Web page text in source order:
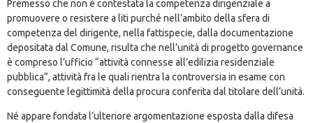
Premesso che non è contestata la competenza dirigenziale a
promuovere o resistere a liti purché nell’ambito della sfera di
competenza del dirigente, nella fattispecie, dalla documentazione
depositata dal Comune, risulta che nell’unità di progetto governance
è compreso l’ufficio “attività connesse all’edilizia residenziale
pubblica”, attività fra le quali rientra la controversia in esame con
conseguente legittimità della procura conferita dal titolare dell’unità.
Né appare fondata l’ulteriore argomentazione esposta dalla difesa